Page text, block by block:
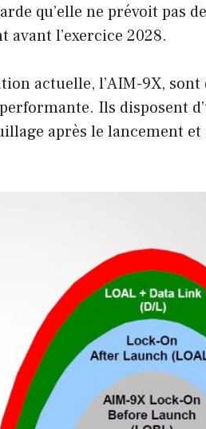
qu’elle ne prévoit pas
l’exercice 2028.
actuelle, l’AIM-9X,
Ils disposent
après le lancement